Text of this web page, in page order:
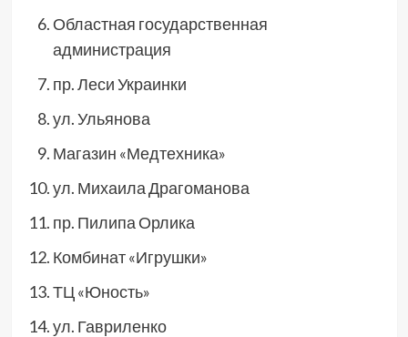
Областная государственная
администрация
пр. Леси Украинки
ул. Ульянова
Магазин «Медтехника»
ул. Михаила Драгоманова
пр. Пилипа Орлика
Комбинат «Игрушки»
ТЦ «Юность»
ул. Гавриленко